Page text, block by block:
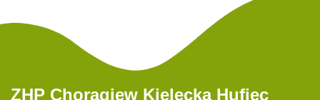
ZHP Chorągiew Kielecka Hufiec